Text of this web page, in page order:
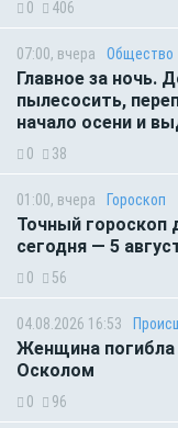
0 406
07:00, вчера Общество
Главное за ночь.
пылесосить,
начало осени и
0 38
01:00, вчера Гороскоп
Точный гороскоп
сегодня — 5
0 56
04.08.2026 16:53
Женщина
Осколом
0 96